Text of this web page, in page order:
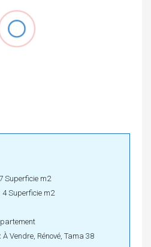
Superficie m2
4 Superficie m2
À Vendre, Rénové, Tama 38